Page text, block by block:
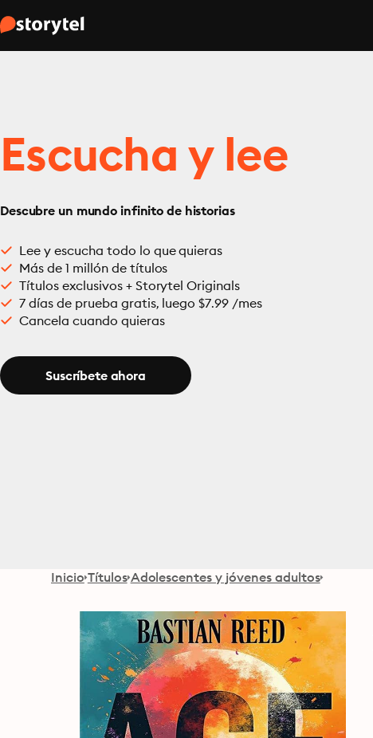
Escucha y lee
Descubre un mundo infinito de historias
Lee y escucha todo lo que quieras
Más de 1 millón de títulos
Títulos exclusivos + Storytel Originals
7 días de prueba gratis, luego $7.99 /mes
Cancela cuando quieras
Suscríbete ahora
Inicio Títulos Adolescentes y jóvenes adultos